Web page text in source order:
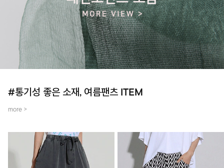
#통기성 좋은 소재, 여름팬츠 ITEM
more >